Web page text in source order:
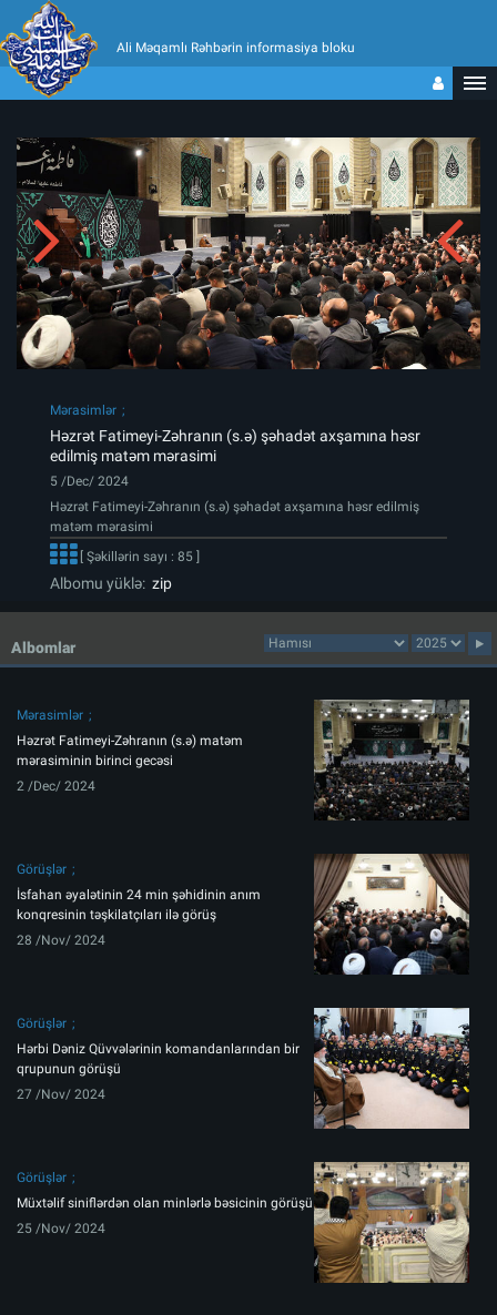
Ali Məqamlı Rəhbərin informasiya bloku
Mərasimlər
Həzrət Fatimeyi-Zəhranın (s.ə) şəhadət axşamına həsr
edilmiş matəm mərasimi
5 /Dec/ 2024
Həzrət Fatimeyi-Zəhranın (s.ə) şəhadət axşamına həsr edilmiş
matəm mərasimi
[ Şəkillərin sayı : 85 ]
Albomu yüklə: zip
Albomlar
Mərasimlər
Həzrət Fatimeyi-Zəhranın (s.ə) matəm
mərasiminin birinci gecəsi
2 /Dec/ 2024
Görüşlər
İsfahan əyalətinin 24 min şəhidinin anım
konqresinin təşkilatçıları ilə görüş
28 /Nov/ 2024
Görüşlər
Hərbi Dəniz Qüvvələrinin komandanlarından bir
qrupunun görüşü
27 /Nov/ 2024
Görüşlər
Müxtəlif siniflərdən olan minlərlə bəsicinin görüşü
25 /Nov/ 2024